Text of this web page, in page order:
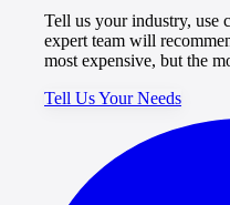
Tell us your industry, use
expert team will
most expensive, but the
Tell Us Your Needs